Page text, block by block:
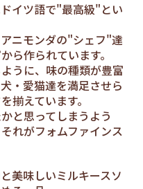
イツ語で"最高級"とい
ニモンダの"シェフ"達
ら作られています。
うに、味の種類が豊富
・愛猫達を満足させら
揃えています。
と思ってしまうよう
れがフォムファインス
美味しいミルキースソ